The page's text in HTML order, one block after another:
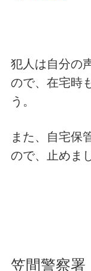
犯人は自分の
ので、在宅時
う。
また、自宅保
ので、止めま
笠間警察